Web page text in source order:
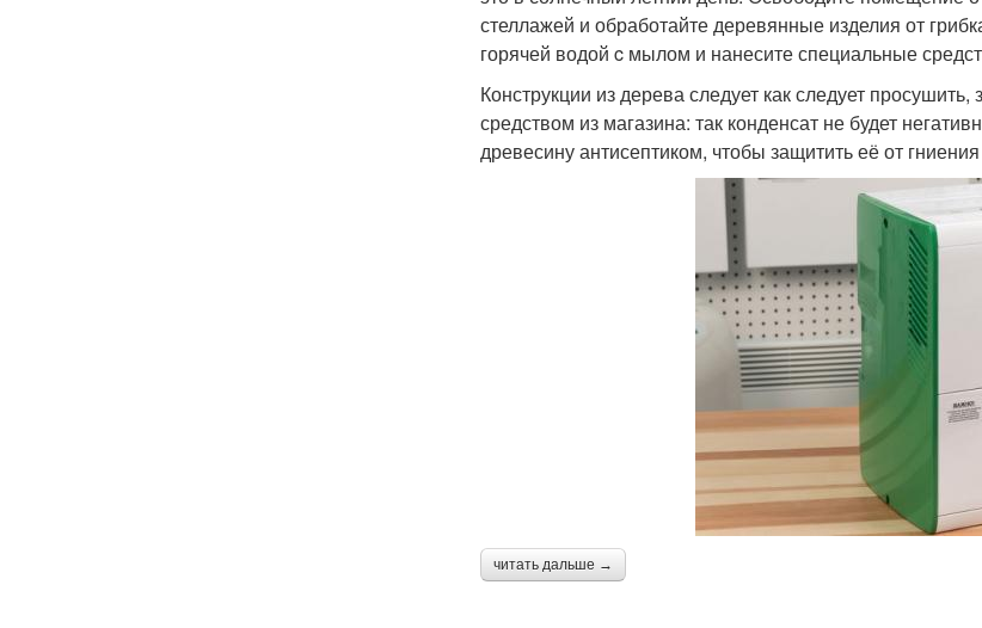
стеллажей и обработайте деревянные изделия от
горячей водой c мылом и нанесите специальные
Конструкции из дерева следует как следует
средством из магазина: так конденсат не будет
древесину антисептиком, чтобы защитить её от
читать дальше →